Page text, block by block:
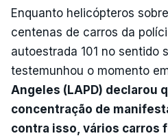
Enquanto helicópteros
centenas de carros da
autoestrada 101 no sentido
testemunhou o momento
Angeles (LAPD) declarou
concentração de
contra isso, vários carros